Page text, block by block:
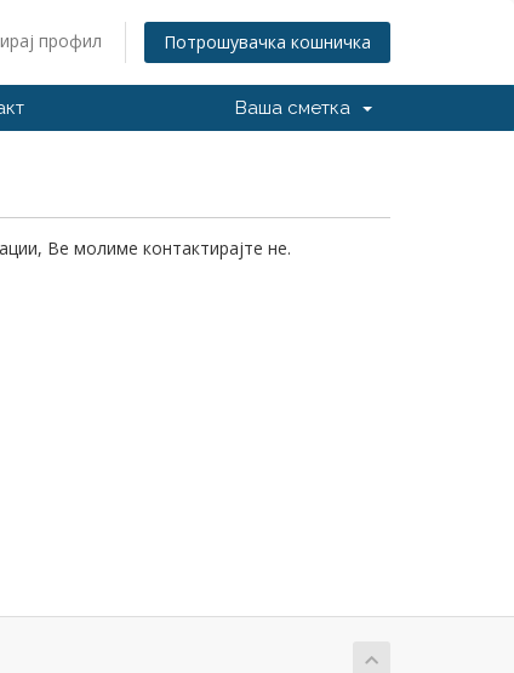
профил Потрошувачка кошничка
Ваша сметка
Ве молиме контактирајте не.